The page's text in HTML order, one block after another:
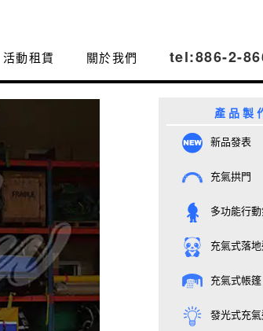
活動租賃 關於我們 tel:886-2-
產 品 製
新品發表
充氣拱門
多功能行
充氣式落
充氣式帳篷
發光式充